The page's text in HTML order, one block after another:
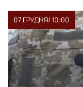
07 ГРУДНЯ/ 10:00